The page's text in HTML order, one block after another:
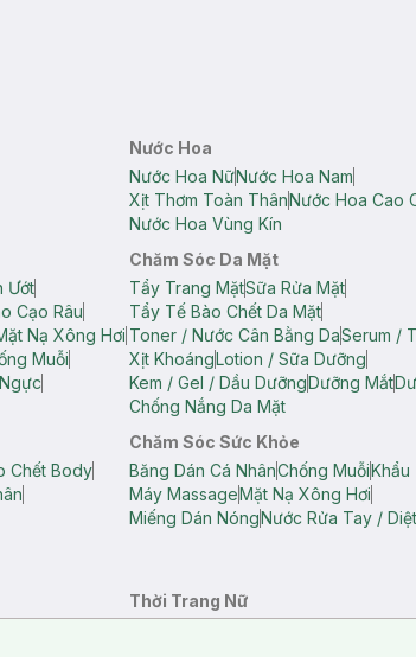
Nước Hoa
Nước Hoa NữNước Hoa Nam
Xịt Thơm Toàn ThânNước Hoa Cao
Nước Hoa Vùng Kín
Ướt
Cạo Râu
Nạ Xông Hơi
Muỗi
Chăm Sóc Da Mặt
Tẩy Trang MặtSữa Rửa Mặt
Tẩy Tế Bào Chết Da Mặt
Toner / Nước Cân Bằng DaSerum /
Xịt KhoángLotion / Sữa Dưỡng
Kem / Gel / Dầu DưỡngDưỡng Mắt
Chống Nắng Da Mặt
Chết Body
Chăm Sóc Sức Khỏe
Băng Dán Cá NhânChống MuỗiKhẩu
Máy MassageMặt Nạ Xông Hơi
Miếng Dán NóngNước Rửa Tay /
Tắm
/ Quạt Mini
Thời Trang Nữ